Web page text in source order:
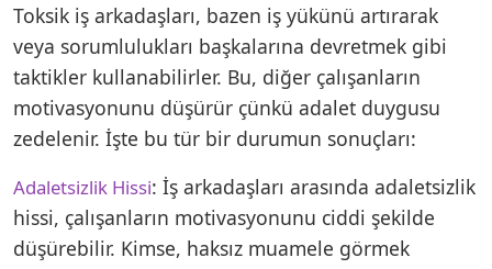
Toksik iş arkadaşları, bazen iş yükünü artırarak
veya sorumlulukları başkalarına devretmek gibi
taktikler kullanabilirler. Bu, diğer çalışanların
motivasyonunu düşürür çünkü adalet duygusu
zedelenir. İşte bu tür bir durumun sonuçları:
Adaletsizlik Hissi: İş arkadaşları arasında adaletsizlik
hissi, çalışanların motivasyonunu ciddi şekilde
düşürebilir. Kimse, haksız muamele görmek